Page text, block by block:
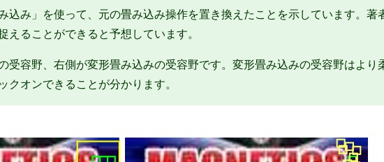
込み」を使って、元の畳み込み操作を置き換えたことを示しています。著
えることができると予想しています。
受容野、右側が変形畳み込みの受容野です。変形畳み込みの受容野はより
クオンできることが分かります。